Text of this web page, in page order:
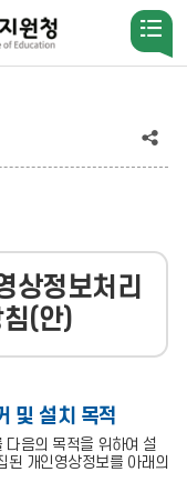
공
태
상정보처리
침(안)
및 설치 목적
다음의 목적을 위하여 설
된 개인영상정보를 아래의